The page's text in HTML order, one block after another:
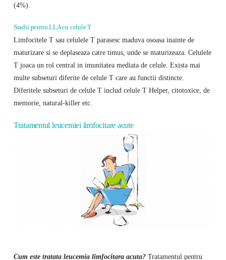
(4%).
Stadii pentru LLA cu celule T
Limfocitele T sau celulele T parasesc maduva osoasa inainte de
maturizare si se deplaseaza catre timus, unde se maturizeaza. Celulele
T joaca un rol central in imunitatea mediata de celule. Exista mai
multe subseturi diferite de celule T care au functii distincte.
Diferitele subseturi de celule T includ celule T Helper, citotoxice, de
memorie, natural-killer etc.
Tratamentul leucemiei limfocitare acute
Cum este tratata leucemia limfocitara acuta? Tratamentul pentru